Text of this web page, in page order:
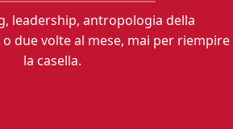
leadership, antropologia della
due volte al mese, mai per riempire
la casella.